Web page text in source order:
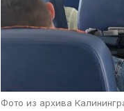
Фото из архива